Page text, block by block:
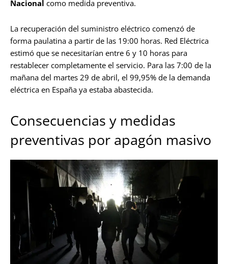
Nacional como medida preventiva.
La recuperación del suministro eléctrico comenzó de
forma paulatina a partir de las 19:00 horas. Red Eléctrica
estimó que se necesitarían entre 6 y 10 horas para
restablecer completamente el servicio. Para las 7:00 de la
mañana del martes 29 de abril, el 99,95% de la demanda
eléctrica en España ya estaba abastecida.
Consecuencias y medidas
preventivas por apagón masivo